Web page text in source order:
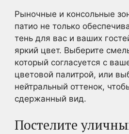
Рыночные и консольные
патио не только
тень для вас и ваших
яркий цвет. Выберите
который согласуется с
цветовой палитрой, или
нейтральный оттенок,
сдержанный вид.
Постелите